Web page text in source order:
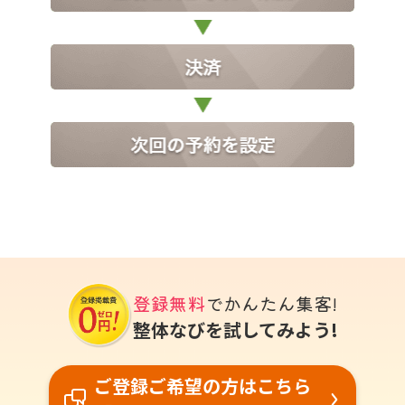
登録無料でかんたん集客!
整体なびを試してみよう!
ご登録ご希望の方はこちら